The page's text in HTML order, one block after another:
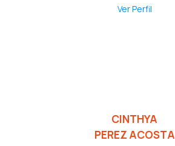
Ver Perfil
CINTHYA
PEREZ ACOSTA